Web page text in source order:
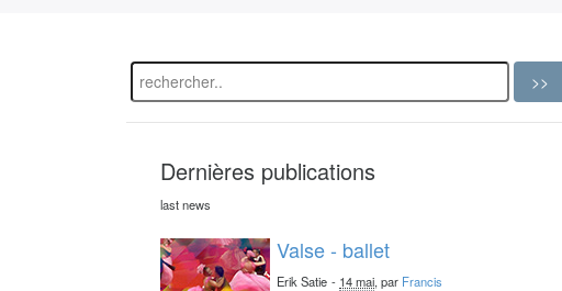
Dernières publications
last news
Valse - ballet
Erik Satie - 14 mai, par Francis